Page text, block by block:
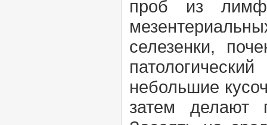
проб из
селезенки,
небольшие
затем делают